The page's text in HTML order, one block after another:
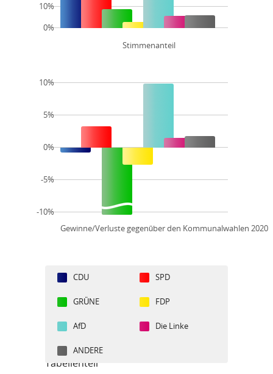
Stimmenanteil
10%
0%
Gewinne/Verluste gegenüber den Kommunalwahlen 2020
10%
5%
0%
-5%
-10%
CDU SPD
GRÜNE FDP
AfD Die Linke
ANDERE
Tabellenteil